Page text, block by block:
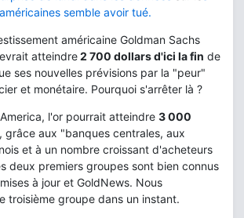
semble avoir tué.
américaine Goldman Sachs
atteindre2 700 dollars d'ici la fin de
ses nouvelles prévisions par la "peur"
et monétaire. Pourquoi s'arrêter là ?
l'or pourrait atteindre 3 000
, grâce aux "banques centrales, aux
et à un nombre croissant d'acheteurs
deux premiers groupes sont bien connus
à jour et GoldNews. Nous
troisième groupe dans un instant.